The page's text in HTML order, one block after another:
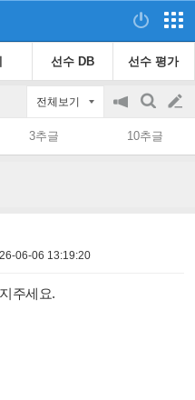
선수 DB 선수 평가
전체보기
공
지
on/off
검
색
글
쓰
3추글 10추글
06-06 13:19:20
주세요.